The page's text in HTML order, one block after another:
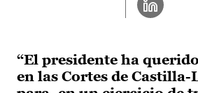
“El presidente ha
en las Cortes de Castilla-